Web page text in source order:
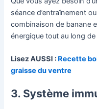
séance d’entraînement
combinaison de banane
énergique tout au long de
Lisez AUSSI : Recette
graisse du ventre
3. Système